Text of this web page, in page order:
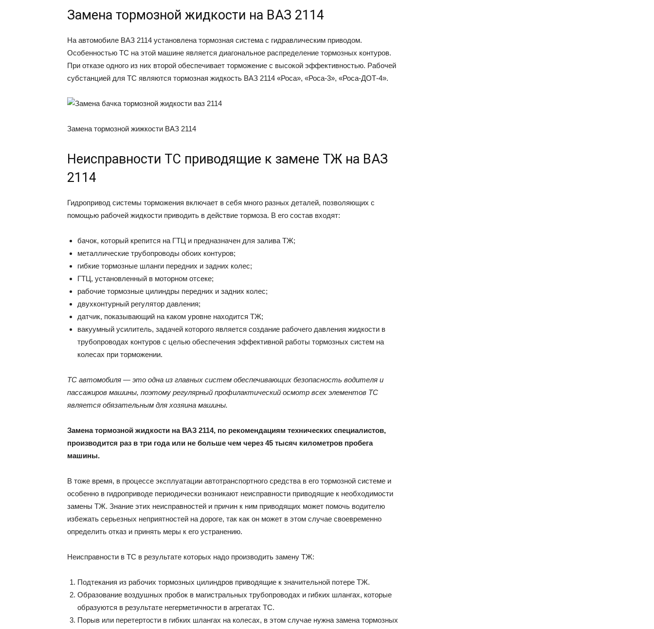
Замена тормозной жидкости на ВАЗ 2114
На автомобиле ВАЗ 2114 установлена тормозная система с гидравлическим приводом.
Особенностью ТС на этой машине является диагональное распределение тормозных контуров.
При отказе одного из них второй обеспечивает торможение с высокой эффективностью. Рабочей
субстанцией для ТС являются тормозная жидкость ВАЗ 2114 «Роса», «Роса-3», «Роса-ДОТ-4».
Замена тормозной жижкости ВАЗ 2114
Неисправности ТС приводящие к замене ТЖ на ВАЗ
2114
Гидропривод системы торможения включает в себя много разных деталей, позволяющих с
помощью рабочей жидкости приводить в действие тормоза. В его состав входят:
бачок, который крепится на ГТЦ и предназначен для залива ТЖ;
металлические трубопроводы обоих контуров;
гибкие тормозные шланги передних и задних колес;
ГТЦ, установленный в моторном отсеке;
рабочие тормозные цилиндры передних и задних колес;
двухконтурный регулятор давления;
датчик, показывающий на каком уровне находится ТЖ;
вакуумный усилитель, задачей которого является создание рабочего давления жидкости в
трубопроводах контуров с целью обеспечения эффективной работы тормозных систем на
колесах при торможении.
ТС автомобиля — это одна из главных систем обеспечивающих безопасность водителя и
пассажиров машины, поэтому регулярный профилактический осмотр всех элементов ТС
является обязательным для хозяина машины.
Замена тормозной жидкости на ВАЗ 2114, по рекомендациям технических специалистов,
производится раз в три года или не больше чем через 45 тысяч километров пробега
машины.
В тоже время, в процессе эксплуатации автотранспортного средства в его тормозной системе и
особенно в гидроприводе периодически возникают неисправности приводящие к необходимости
замены ТЖ. Знание этих неисправностей и причин к ним приводящих может помочь водителю
избежать серьезных неприятностей на дороге, так как он может в этом случае своевременно
определить отказ и принять меры к его устранению.
Неисправности в ТС в результате которых надо производить замену ТЖ:
Подтекания из рабочих тормозных цилиндров приводящие к значительной потере ТЖ.
Образование воздушных пробок в магистральных трубопроводах и гибких шлангах, которые
образуются в результате негерметичности в агрегатах ТС.
Порыв или перетертости в гибких шлангах на колесах, в этом случае нужна замена тормозных